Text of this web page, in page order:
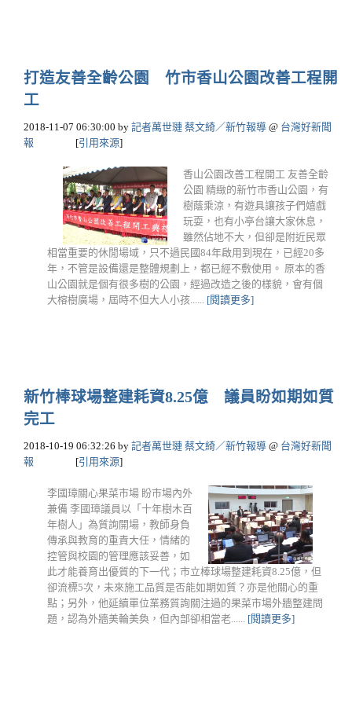
打造友善全齡公園 竹市香山公園改善工程開
工
2018-11-07 06:30:00 by 記者萬世璉 蔡文綺／新竹報導 @ 台灣好新聞
報
[引用來源]
香山公園改善工程開工 友善全齡
公園 精緻的新竹市香山公園，有
樹蔭乘涼，有遊具讓孩子們嬉戲
玩耍，也有小亭台讓大家休息，
雖然佔地不大，但卻是附近民眾
相當重要的休閒場域，只不過民國84年啟用到現在，已經20多
年，不管是設備還是整體規劃上，都已經不敷使用。 原本的香
山公園就是個有很多樹的公園，經過改造之後的樣貌，會有個
大榕樹廣場，屆時不但大人小孩...... [閱讀更多]
新竹棒球場整建耗資8.25億 議員盼如期如質
完工
2018-10-19 06:32:26 by 記者萬世璉 蔡文綺／新竹報導 @ 台灣好新聞
報
[引用來源]
李國璋關心果菜市場 盼市場內外
兼備 李國璋議員以「十年樹木百
年樹人」為質詢開場，教師身負
傳承與教育的重責大任，情緒的
控管與校園的管理應該妥善，如
此才能養育出優質的下一代；市立棒球場整建耗資8.25億，但
卻流標5次，未來施工品質是否能如期如質？亦是他關心的重
點；另外，他延續單位業務質詢關注過的果菜市場外牆整建問
題，認為外牆美輪美奐，但內部卻相當老...... [閱讀更多]